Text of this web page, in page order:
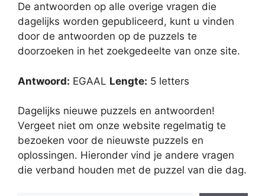
De antwoorden op alle overige vragen die
dagelijks worden gepubliceerd, kunt u vinden
door de antwoorden op de puzzels te
doorzoeken in het zoekgedeelte van onze site.
Antwoord: EGAAL Lengte: 5 letters
Dagelijks nieuwe puzzels en antwoorden!
Vergeet niet om onze website regelmatig te
bezoeken voor de nieuwste puzzels en
oplossingen. Hieronder vind je andere vragen
die verband houden met de puzzel van die dag.